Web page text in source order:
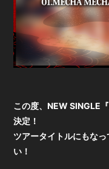
この度、NEW SINGLE
決定！
ツアータイトルにもな
い！